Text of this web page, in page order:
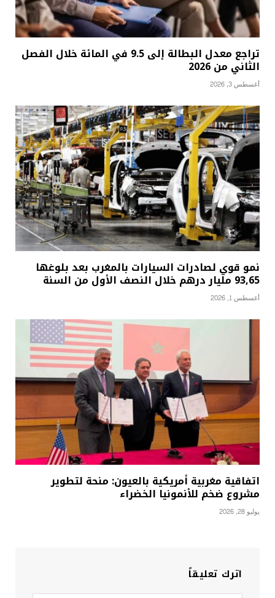
تراجع معدل البطالة إلى 9.5 في المائة خلال الفصل
الثاني من 2026
أغسطس 3, 2026
نمو قوي لصادرات السيارات بالمغرب بعد بلوغها
93,65 مليار درهم خلال النصف الأول من السنة
أغسطس 1, 2026
اتفاقية مغربية أمريكية بالعيون: منحة لتطوير
مشروع ضخم للأنمونيا الخضراء
يوليو 28, 2026
اترك تعليقاً